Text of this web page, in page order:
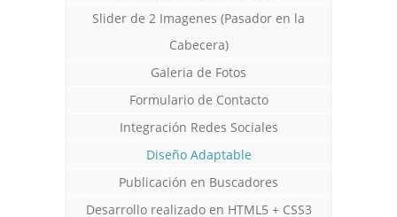
Slider de 2 Imagenes (Pasador en la
Cabecera)
Galeria de Fotos
Formulario de Contacto
Integración Redes Sociales
Diseño Adaptable
Publicación en Buscadores
Desarrollo realizado en HTML5 + CSS3